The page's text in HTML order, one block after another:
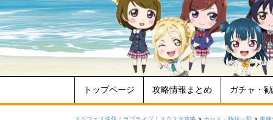
トップページ 攻略情報まとめ ガチャ・